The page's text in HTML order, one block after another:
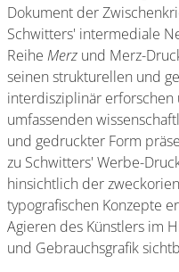
Dokument der
Schwitters' intermediale
Reihe Merz und Merz-
seinen strukturellen und
interdisziplinär erforschen
umfassenden
und gedruckter Form
zu Schwitters' Werbe-
hinsichtlich der
typografischen Konzepte
Agieren des Künstlers im
und Gebrauchsgrafik